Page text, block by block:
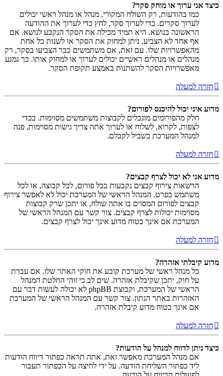
כיצד אני ערוך או מוחק סקר?
כמו בהודעות, רק השולח המקורי, מנהל או מנהל ראשי יכולים
לערוך סקרים. כדי לערוך סקר, לחץ כדי לערוך את ההודעה
הראשונה בנושא. היא תמיד מכילה את הסקר הנקבע לנושא. אם
אף אחד לא הצביע, ניתן למחוק את הסקר או לשנות כל אחת
מהאפשרויות שלו. עם זאת, אם משתמשים כבר הצביעו בסקר, רק
מנהלים או מנהלים ראשיים יכולים לערוך או למחוק אותו. כך נמנע
מאפשרויות הסקר להשתנות באמצע תקופת הסקר.
חזרה למעלה
מדוע איני יכול להיכנס לפורום?
חלק מהפורומים מוגבלים לקבוצות משתמשים מסוימות. בכדי
לצפות, לקרוא, לשלוח או לערוך אתה צריך גישות מסוימות, פנה
למנהל המערכת בשביל לקבלם.
חזרה למעלה
מדוע אני לא יכול לצרף קבצים?
הרשאות צירוף קבצים נקבעות בכל פורום, לכל קבוצה, או לכל
משתמש בפרט. המנהל הראשי של המערכת יכול לא לאפשר צירוף
קבצים לפורום המסוים בו אתה שולח, או יתכן שרק קבוצות
מסוימות יכולות לצרף קבצים. צור קשר עם המנהל הראשי של
המערכת אם אינך בטוח מדוע אינך יכול לצרף קבצים.
חזרה למעלה
מדוע קיבלתי אזהרה?
כל מנהל ראשי של מערכת קובע את חוקי האתר שלו. אם עברת
על חוק, יתכן שקיבלת אזהרה. שים לב כי זוהי החלטת המנהל
הראשי של המערכת, וקבוצת phpBB לא יכולה לעשות דבר עם
האזהרות באתר הנתון. צור קשר עם המנהל הראשי של המערכת
אם אינך בטוח מדוע קיבלת אזהרה.
חזרה למעלה
כיצד ניתן לדווח למנהל על הודעות?
אם מנהל המערכת מאפשר זאת, אתה תראה כפתור דיווח הודעות
ליד כפתור השליחת הודעה. על ידי לחיצה על הכפתור תעבור